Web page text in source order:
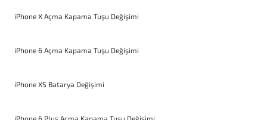
iPhone X Açma Kapama Tuşu Değişimi
iPhone 6 Açma Kapama Tuşu Değişimi
iPhone XS Batarya Değişimi
iPhone 6 Plus Açma Kapama Tuşu Değişimi